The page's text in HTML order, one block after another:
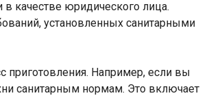
качестве юридического лица.
установленных санитарными
приготовления. Например, если вы
санитарным нормам. Это включает